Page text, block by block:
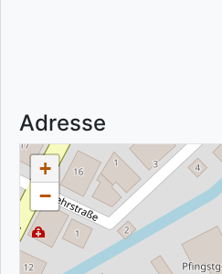
Adresse
+
−